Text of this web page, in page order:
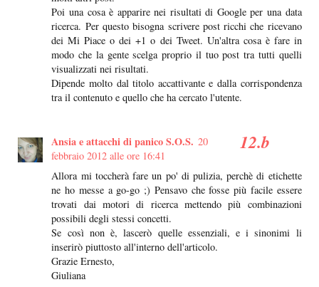
Poi una cosa è apparire nei risultati di Google per una data
ricerca. Per questo bisogna scrivere post ricchi che ricevano
dei Mi Piace o dei +1 o dei Tweet. Un'altra cosa è fare in
modo che la gente scelga proprio il tuo post tra tutti quelli
visualizzati nei risultati.
Dipende molto dal titolo accattivante e dalla corrispondenza
tra il contenuto e quello che ha cercato l'utente.
Ansia e attacchi di panico S.O.S. 20
febbraio 2012 alle ore 16:41
Allora mi toccherà fare un po' di pulizia, perchè di etichette
ne ho messe a go-go ;) Pensavo che fosse più facile essere
trovati dai motori di ricerca mettendo più combinazioni
possibili degli stessi concetti.
Se così non è, lascerò quelle essenziali, e i sinonimi li
inserirò piuttosto all'interno dell'articolo.
Grazie Ernesto,
Giuliana